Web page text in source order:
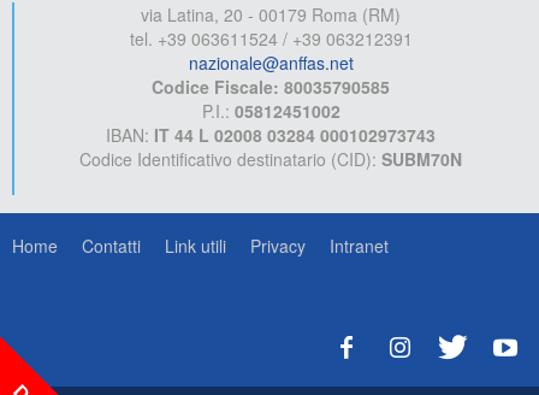
via Latina, 20 - 00179 Roma (RM)
tel. +39 063611524 / +39 063212391
nazionale@anffas.net
Codice Fiscale: 80035790585
P.I.: 05812451002
IBAN: IT 44 L 02008 03284 000102973743
Codice Identificativo destinatario (CID): SUBM70N
Home Contatti Link utili Privacy Intranet